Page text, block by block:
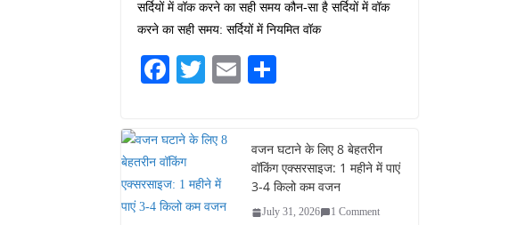
खाने के शौकीनों के लिए
व्यंजन
August 6, 2026
सर्दियों में वॉक करने का सही समय कौन-सा है सर्दियों में वॉक
करने का सही समय: सर्दियों में नियमित वॉक
Fa
bo
ok
T
tte
r
E
वजन घटाने के लिए 8 बेहतरीन
वॉकिंग एक्सरसाइज: 1 महीने में पाएं
3-4 किलो कम वजन
July 31, 2026 1 Comment